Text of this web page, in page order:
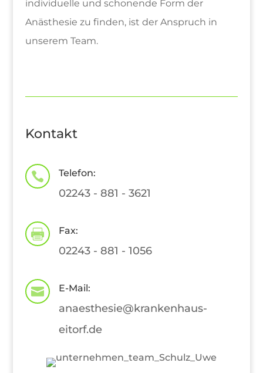
individuelle und schonende Form der
Anästhesie zu finden, ist der Anspruch in
unserem Team.
Kontakt
 Telefon:
02243 - 881 - 3621
 Fax:
02243 - 881 - 1056
 E-Mail:
anaesthesie@krankenhaus-
eitorf.de